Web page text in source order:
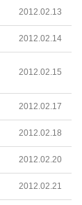
2012.02.13
2012.02.14
2012.02.15
2012.02.17
2012.02.18
2012.02.20
2012.02.21